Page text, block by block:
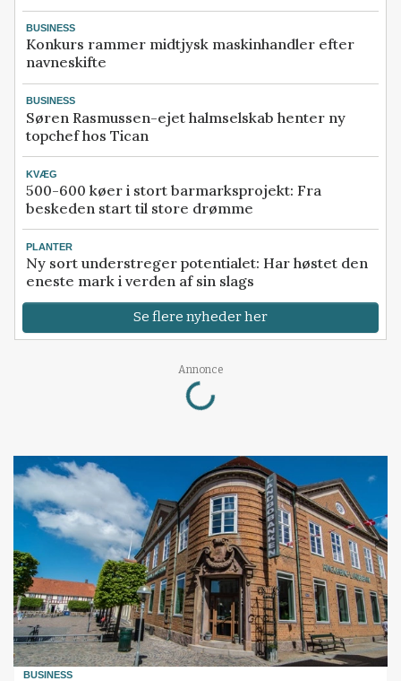
BUSINESS
Konkurs rammer midtjysk maskinhandler efter
navneskifte
BUSINESS
Søren Rasmussen-ejet halmselskab henter ny
topchef hos Tican
KVÆG
500-600 køer i stort barmarksprojekt: Fra
beskeden start til store drømme
PLANTER
Ny sort understreger potentialet: Har høstet den
eneste mark i verden af sin slags
Se flere nyheder her
Annonce
Loading...
BUSINESS